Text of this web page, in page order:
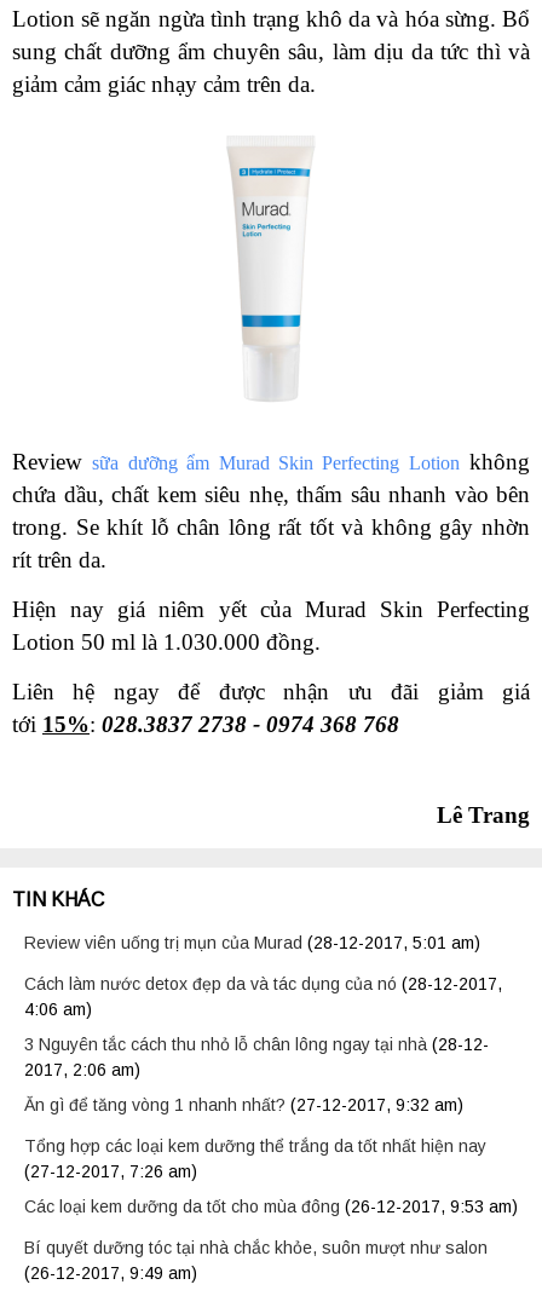
Lotion sẽ ngăn ngừa tình trạng khô da và hóa sừng. Bổ
sung chất dưỡng ẩm chuyên sâu, làm dịu da tức thì và
giảm cảm giác nhạy cảm trên da.
Reviewsữa dưỡng ẩm Murad Skin Perfecting Lotion không
chứa dầu, chất kem siêu nhẹ, thấm sâu nhanh vào bên
trong. Se khít lỗ chân lông rất tốt và không gây nhờn
rít trên da.
Hiện nay giá niêm yết của Murad Skin Perfecting
Lotion 50 ml là 1.030.000 đồng.
Liên hệ ngay để được nhận ưu đãi giảm giá
tới 15%: 028.3837 2738 - 0974 368 768
Lê Trang
TIN KHÁC
Review viên uống trị mụn của Murad (28-12-2017, 5:01 am)
Cách làm nước detox đẹp da và tác dụng của nó (28-12-2017,
4:06 am)
3 Nguyên tắc cách thu nhỏ lỗ chân lông ngay tại nhà (28-12-
2017, 2:06 am)
Ăn gì để tăng vòng 1 nhanh nhất? (27-12-2017, 9:32 am)
Tổng hợp các loại kem dưỡng thể trắng da tốt nhất hiện nay
(27-12-2017, 7:26 am)
Các loại kem dưỡng da tốt cho mùa đông (26-12-2017, 9:53 am)
Bí quyết dưỡng tóc tại nhà chắc khỏe, suôn mượt như salon
(26-12-2017, 9:49 am)